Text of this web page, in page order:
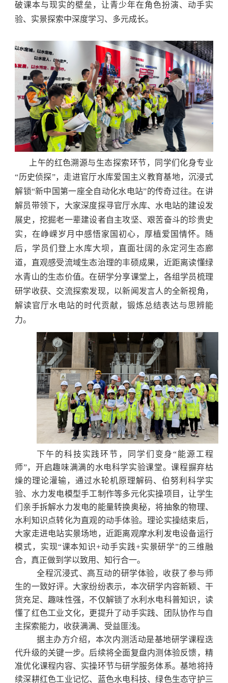
破课本与现实的壁垒，让青少年在角色扮演、动手实
验、实景探索中深度学习、多元成长。
上午的红色溯源与生态探索环节，同学们化身专业
“历史侦探”，走进官厅水库爱国主义教育基地，沉浸式
解锁“新中国第一座全自动化水电站”的传奇过往。在讲
解员带领下，大家深度探寻官厅水库、水电站的建设发
展史，挖掘老一辈建设者自主攻坚、艰苦奋斗的珍贵史
实，在峥嵘岁月中感悟家国初心，厚植爱国情怀。随
后，学员们登上水库大坝，直面壮阔的永定河生态廊
道，直观感受流域生态治理的丰硕成果，近距离读懂绿
水青山的生态价值。在研学分享课堂上，各组学员梳理
研学收获、交流探索发现，以新闻发言人的全新视角，
解读官厅水电站的时代贡献，锻炼总结表达与思辨能
力。
下午的科技实践环节，同学们变身“能源工程
师”，开启趣味满满的水电科学实验课堂。课程摒弃枯
燥的理论灌输，通过水轮机原理解码、伯努利科学实
验、水力发电模型手工制作等多元化实操项目，让学生
们亲手拆解水力发电的能量转换奥秘，将抽象的物理、
水利知识点转化为直观的动手体验。理论实操结束后，
大家走进电站实景场地，近距离观摩水利发电设备运行
模式，实现“课本知识+动手实践+实景研学”的三维融
合，真正做到学以致用、知行合一。
全程沉浸式、高互动的研学体验，收获了参与师
生的一致好评。大家纷纷表示，本次研学内容新颖、干
货充足、趣味性强，不仅解锁了水利水电科普知识，读
懂了红色工业文化，更提升了动手实践、团队协作与自
主探索能力，收获满满、受益匪浅。
据主办方介绍，本次内测活动是基地研学课程迭
代升级的关键一步。后续将全面复盘内测体验反馈，精
准优化课程内容、实操环节与研学服务体系。基地将持
续深耕红色工业记忆、蓝色水电科技、绿色生态守护三